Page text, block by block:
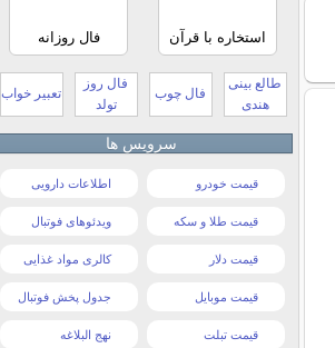
استخاره با قرآن فال روزانه
طالع بینی
هندی
فال چوب
فال روز
تولد
تعبیر خواب
سرویس ها
قیمت خودرو اطلاعات دارویی
قیمت طلا و سکه ویدئوهای فوتبال
قیمت دلار کالری مواد غذایی
قیمت موبایل جدول پخش فوتبال
قیمت تبلت نهج البلاغه